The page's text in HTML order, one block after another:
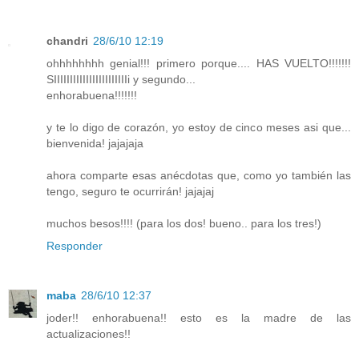
chandri 28/6/10 12:19
ohhhhhhhh genial!!! primero porque.... HAS VUELTO!!!!!!!
SIIIIIIIIIIIIIIIIIIIIIIIi y segundo...
enhorabuena!!!!!!!
y te lo digo de corazón, yo estoy de cinco meses asi que...
bienvenida! jajajaja
ahora comparte esas anécdotas que, como yo también las
tengo, seguro te ocurrirán! jajajaj
muchos besos!!!! (para los dos! bueno.. para los tres!)
Responder
maba 28/6/10 12:37
joder!! enhorabuena!! esto es la madre de las
actualizaciones!!